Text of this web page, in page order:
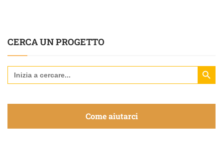
CERCA UN PROGETTO
Search
for:
Search
Come aiutarci